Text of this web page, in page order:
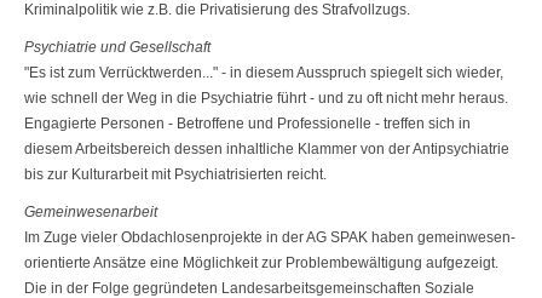
Kriminalpolitik wie z.B. die Privatisierung des Strafvollzugs.
Psychiatrie und Gesellschaft
"Es ist zum Verrücktwerden..." - in diesem Ausspruch spiegelt sich wieder,
wie schnell der Weg in die Psychiatrie führt - und zu oft nicht mehr heraus.
Enga­gierte Personen - Betroffene und Professionelle - treffen sich in
diesem Arbeits­bereich dessen inhaltliche Klammer von der Antipsychiatrie
bis zur Kulturarbeit mit Psychiatrisierten reicht.
Gemeinwesenarbeit
Im Zuge vieler Obdachlosenprojekte in der AG SPAK haben gemeinwesen­
orientierte Ansätze eine Möglichkeit zur Problembewältigung aufgezeigt.
Die in der Folge gegründeten Landesarbeitsgemeinschaften Soziale